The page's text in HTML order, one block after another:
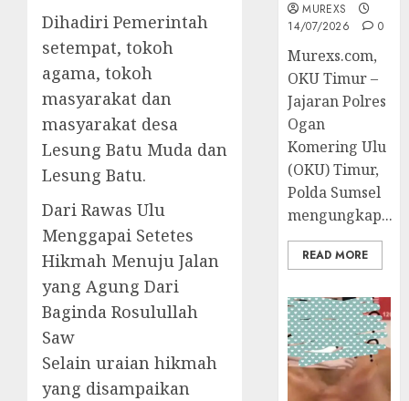
Dihadiri Pemerintah
setempat, tokoh
agama, tokoh
masyarakat dan
masyarakat desa
Lesung Batu Muda dan
Lesung Batu.
Dari Rawas Ulu
Menggapai Setetes
Hikmah Menuju Jalan
yang Agung Dari
Baginda Rosulullah
Saw
Selain uraian hikmah
yang disampaikan
MUREXS
14/07/2026
0
Murexs.com,
OKU Timur –
Jajaran Polres
Ogan
Komering Ulu
(OKU) Timur,
Polda Sumsel
mengungkap...
READ MORE